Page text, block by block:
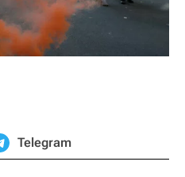
Telegram